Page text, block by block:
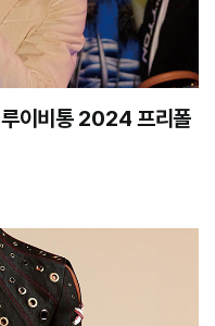
이비통 2024 프리폴